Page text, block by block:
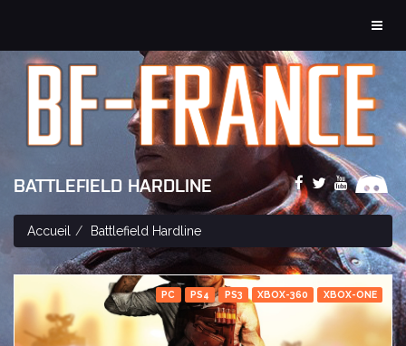
MENU
BATTLEFIELD HARDLINE
Accueil Battlefield Hardline
PC PS4 PS3 XBOX-360 XBOX-ONE